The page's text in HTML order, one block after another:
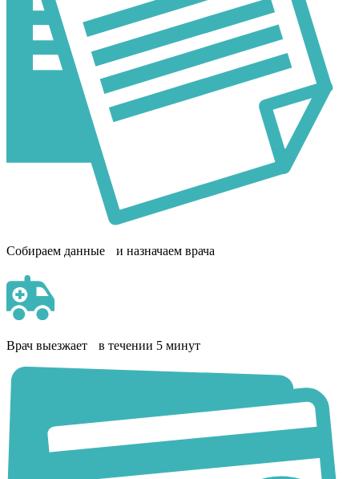
Собираем данные и назначаем врача
Врач выезжает в течении 5 минут